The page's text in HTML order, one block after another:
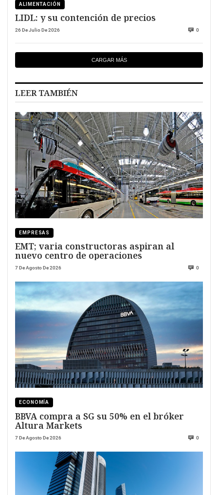
ALIMENTACIÓN
LIDL: y su contención de precios
26 De Julio De 2026 0
CARGAR MÁS
LEER TAMBIÉN
EMPRESAS
EMT; varia constructoras aspiran al
nuevo centro de operaciones
7 De Agosto De 2026 0
ECONOMÍA
BBVA compra a SG su 50% en el bróker
Altura Markets
7 De Agosto De 2026 0